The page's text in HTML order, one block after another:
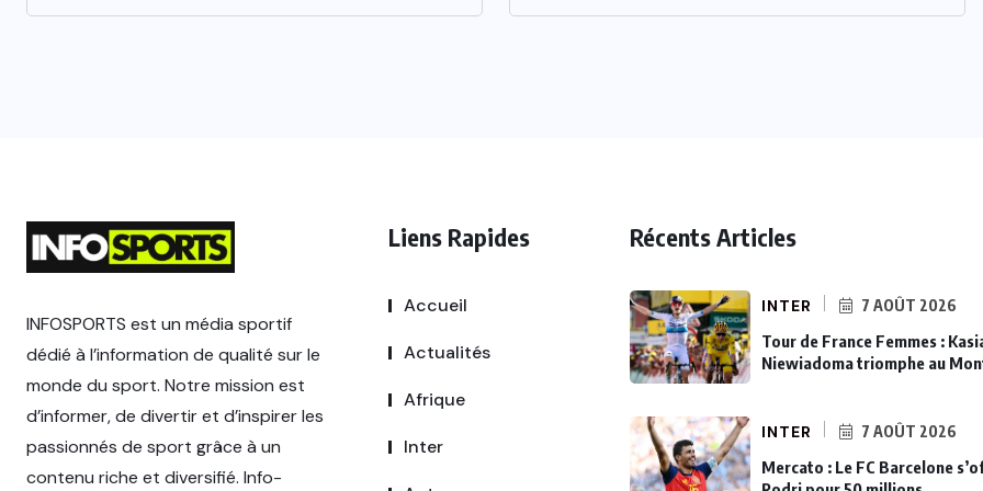
INFOSPORTS est un média sportif
dédié à l’information de qualité sur le
monde du sport. Notre mission est
d’informer, de divertir et d’inspirer les
passionnés de sport grâce à un
contenu riche et diversifié. Info-
Liens Rapides
Accueil
Actualités
Afrique
Inter
Récents Articles
INTER 7 AOÛT 2026
Tour de France Femmes :
Niewiadoma triomphe au
INTER 7 AOÛT 2026
Mercato : Le FC Barcelone